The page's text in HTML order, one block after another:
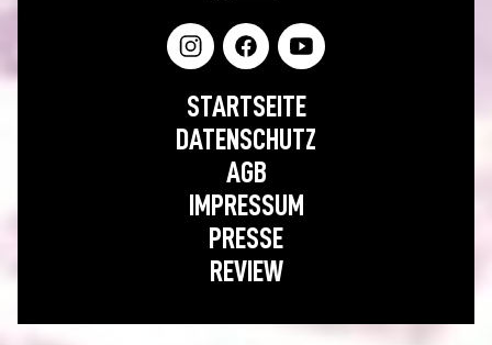
STARTSEITE
DATENSCHUTZ
AGB
IMPRESSUM
PRESSE
REVIEW